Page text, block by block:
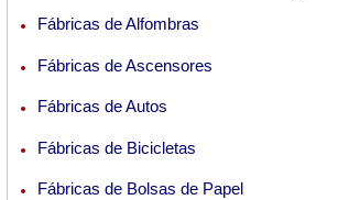
Fábricas de Alfombras
Fábricas de Ascensores
Fábricas de Autos
Fábricas de Bicicletas
Fábricas de Bolsas de Papel